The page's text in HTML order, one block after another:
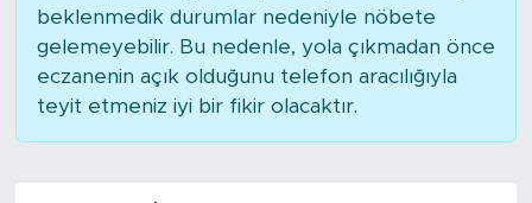
beklenmedik durumlar nedeniyle nöbete
gelemeyebilir. Bu nedenle, yola çıkmadan önce
eczanenin açık olduğunu telefon aracılığıyla
teyit etmeniz iyi bir fikir olacaktır.